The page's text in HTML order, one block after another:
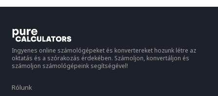
Ingyenes online számológépeket és konvertereket hozunk létre az
oktatás és a szórakozás érdekében. Számoljon, konvertáljon és
számoljon számológépeink segítségével!
Rólunk